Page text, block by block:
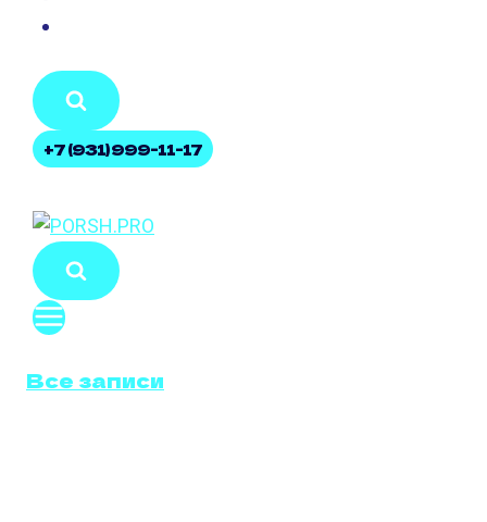
+7 (931) 999-11-17
Все записи